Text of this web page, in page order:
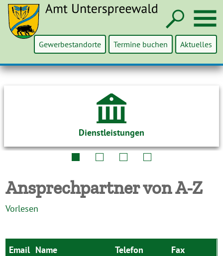
Gewerbestandorte Termine buchen Aktuelles
Dienstleistungen
Ansprechpartner von A-Z
Vorlesen
Email Name Telefon
Fax